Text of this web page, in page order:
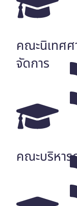
คณะนิเทศศ
จัดการ
คณะบริหา